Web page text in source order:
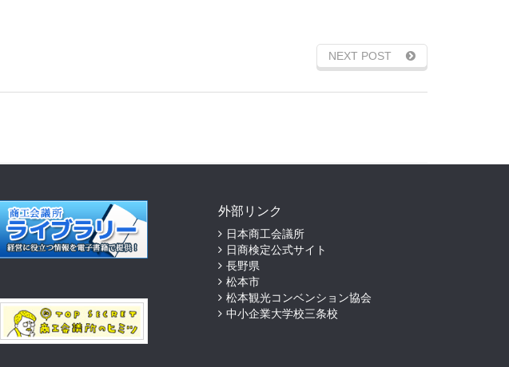
NEXT POST
外部リンク
日本商工会議所
日商検定公式サイト
長野県
松本市
松本観光コンベンション協会
中小企業大学校三条校